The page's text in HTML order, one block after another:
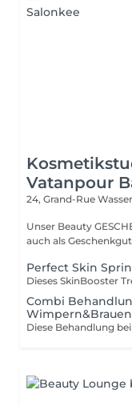
Vatanpour
24, Grand-Rue
Unser Beauty
auch als
Perfect Skin
Combi